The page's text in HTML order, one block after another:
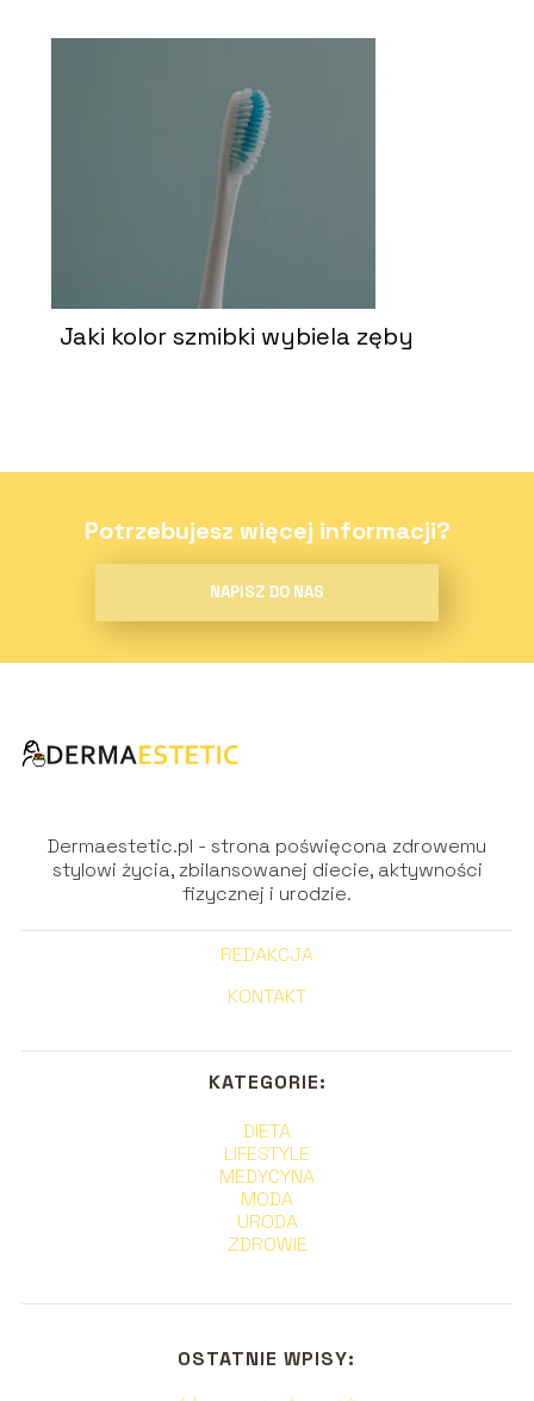
Jaki kolor szmibki wybiela zęby
Potrzebujesz więcej informacji?
NAPISZ DO NAS
Dermaestetic.pl - strona poświęcona zdrowemu
stylowi życia, zbilansowanej diecie, aktywności
fizycznej i urodzie.
REDAKCJA
KONTAKT
KATEGORIE:
DIETA
LIFESTYLE
MEDYCYNA
MODA
URODA
ZDROWIE
OSTATNIE WPISY: